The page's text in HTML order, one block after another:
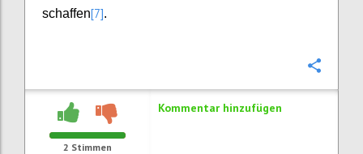
schaffen[7].
2 Stimmen
Kommentar hinzufügen